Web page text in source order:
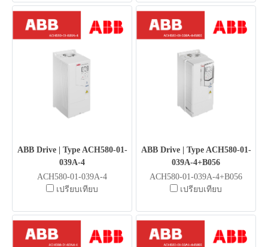
ABB Drive | Type ACH580-01-
039A-4
ACH580-01-039A-4
เปรียบเทียบ
ABB Drive | Type ACH580-01-
039A-4+B056
ACH580-01-039A-4+B056
เปรียบเทียบ